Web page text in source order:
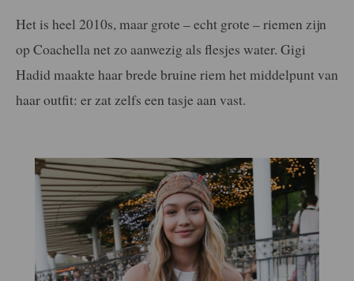
Het is heel 2010s, maar grote – echt grote – riemen zijn
op Coachella net zo aanwezig als flesjes water. Gigi
Hadid maakte haar brede bruine riem het middelpunt van
haar outfit: er zat zelfs een tasje aan vast.